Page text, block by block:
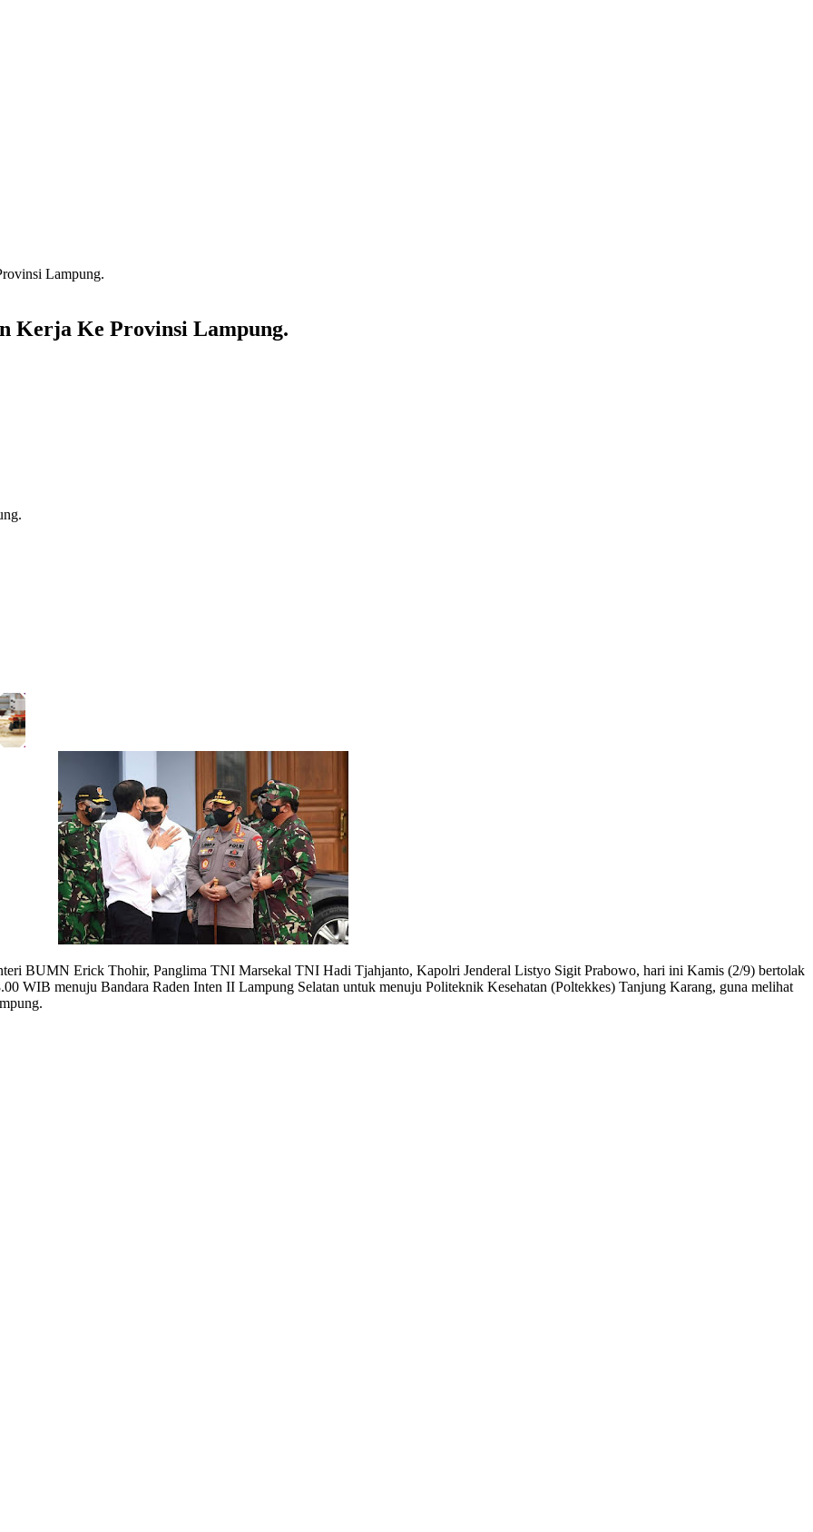
Lampung.
Kerja Ke Provinsi Lampung.
BUMN Erick Thohir, Panglima TNI Marsekal TNI Hadi Tjahjanto, Kapolri Jenderal Listyo Sigit Prabowo, hari ini Kamis (2/9) bertolak
WIB menuju Bandara Raden Inten II Lampung Selatan untuk menuju Politeknik Kesehatan (Poltekkes) Tanjung Karang, guna melihat